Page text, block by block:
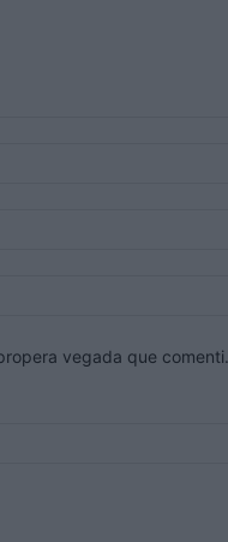
vegada que comenti.